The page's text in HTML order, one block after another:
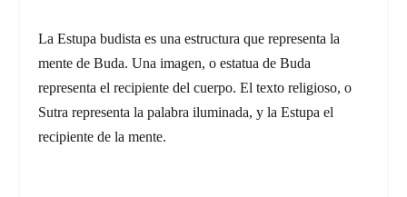
La Estupa budista es una estructura que representa la
mente de Buda. Una imagen, o estatua de Buda
representa el recipiente del cuerpo. El texto religioso, o
Sutra representa la palabra iluminada, y la Estupa el
recipiente de la mente.